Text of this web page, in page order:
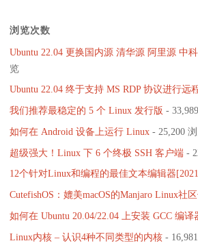
浏览次数
Ubuntu 22.04 更换国内源 清华源 阿里源 中
览
Ubuntu 22.04 终于支持 MS RDP 协议进行远
我们推荐最稳定的 5 个 Linux 发行版 -
如何在 Android 设备上运行 Linux- 25,200
超级强大！Linux 下 6 个终极 SSH 客户端-
12个针对Linux和编程的最佳文本编辑器
CutefishOS：媲美macOS的Manjaro Linux社
如何在 Ubuntu 20.04/22.04 上安装 GCC 编译
Linux内核 – 认识4种不同类型的内核-